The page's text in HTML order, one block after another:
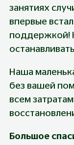
занятиях
впервые
поддержкой!
Наша
без вашей
всем
Большое